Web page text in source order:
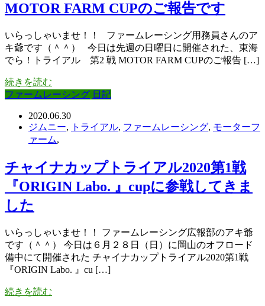
MOTOR FARM CUPのご報告です
いらっしゃいませ！！ ファームレーシング用務員さんのア
キ爺です（＾＾） 今日は先週の日曜日に開催された、東海
でら！トライアル 第2 戦 MOTOR FARM CUPのご報告 […]
続きを読む
ファームレーシング 日記
2020.06.30
ジムニー, トライアル, ファームレーシング, モーターフ
ァーム,
チャイナカップトライアル2020第1戦
『ORIGIN Labo. 』cupに参戦してきま
した
いらっしゃいませ！！ ファームレーシング広報部のアキ爺
です（＾＾） 今日は６月２８日（日）に岡山のオフロード
備中にて開催された チャイナカップトライアル2020第1戦
『ORIGIN Labo. 』cu […]
続きを読む